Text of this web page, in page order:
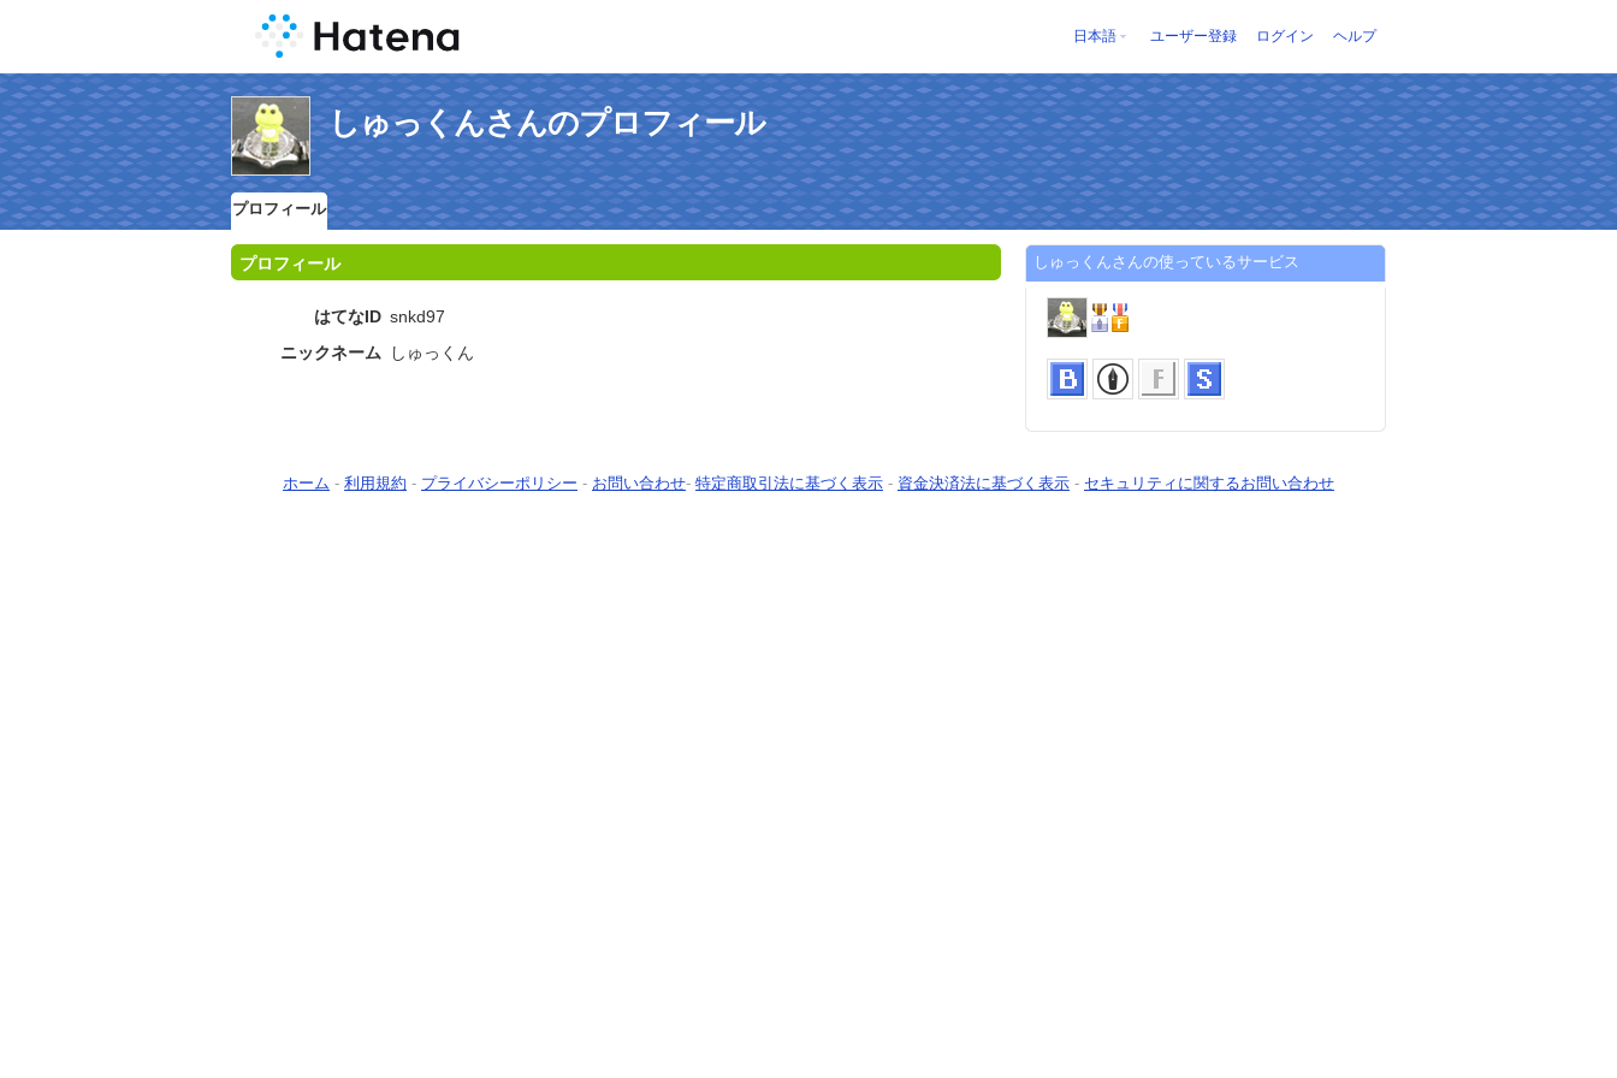
日本語 ユーザー登録 ログイン ヘルプ
しゅっくんさんのプロフィール
プロフィール
プロフィール
はてなID snkd97
ニックネーム
しゅっくん
しゅっくんさんの使っているサービス
ホーム - 利用規約 - プライバシーポリシー - お問い合わせ- 特定商取引法に基づく表示 - 資金決済法に基づく表示 - セキュリティに関するお問い合わせ